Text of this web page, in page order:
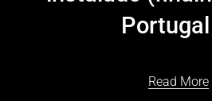
Portugal
Read More